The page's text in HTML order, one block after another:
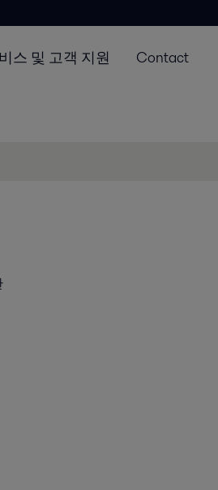
스 및 고객 지원 Contact